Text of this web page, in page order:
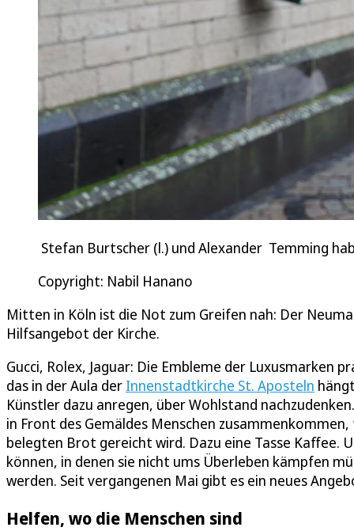
Stefan Burtscher (l.) und Alexander Temming
Copyright: Nabil Hanano
Mitten in Köln ist die Not zum Greifen nah: Der
Hilfsangebot der Kirche.
Gucci, Rolex, Jaguar: Die Embleme der Luxusmarken
das in der Aula der Innenstadtkirche St. Aposteln
Künstler dazu anregen, über Wohlstand
in Front des Gemäldes Menschen
belegten Brot gereicht wird. Dazu eine Tasse Kaffee.
können, in denen sie nicht ums Überleben kämpfen
werden. Seit vergangenen Mai gibt es ein neues
Helfen, wo die Menschen sind